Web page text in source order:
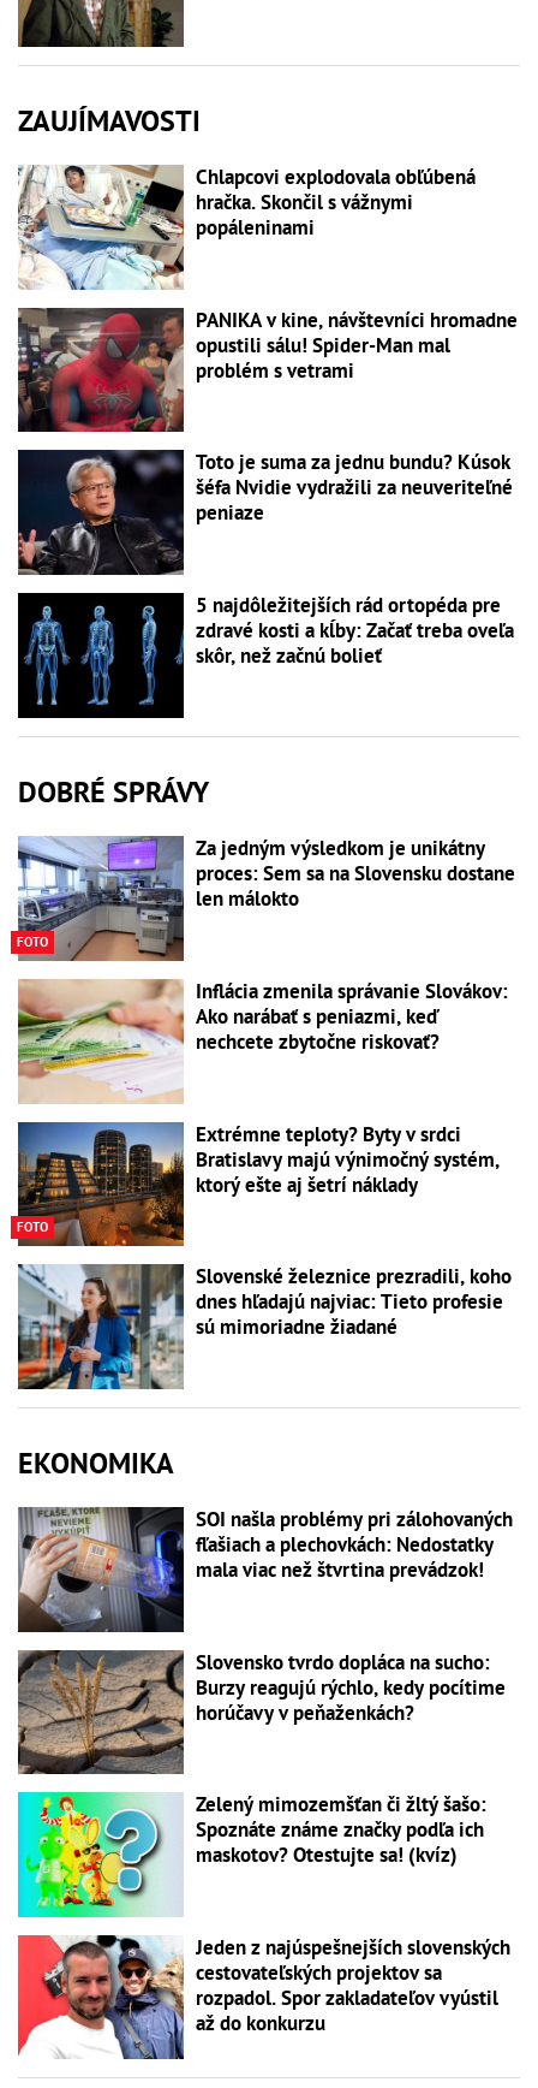
ZAUJÍMAVOSTI
Chlapcovi explodovala obľúbená
hračka. Skončil s vážnymi
popáleninami
PANIKA v kine, návštevníci hromadne
opustili sálu! Spider-Man mal
problém s vetrami
Toto je suma za jednu bundu? Kúsok
šéfa Nvidie vydražili za neuveriteľné
peniaze
5 najdôležitejších rád ortopéda pre
zdravé kosti a kĺby: Začať treba oveľa
skôr, než začnú bolieť
DOBRÉ SPRÁVY
FOTO
Za jedným výsledkom je unikátny
proces: Sem sa na Slovensku dostane
len málokto
Inflácia zmenila správanie Slovákov:
Ako narábať s peniazmi, keď
nechcete zbytočne riskovať?
FOTO
Extrémne teploty? Byty v srdci
Bratislavy majú výnimočný systém,
ktorý ešte aj šetrí náklady
Slovenské železnice prezradili, koho
dnes hľadajú najviac: Tieto profesie
sú mimoriadne žiadané
EKONOMIKA
SOI našla problémy pri zálohovaných
fľašiach a plechovkách: Nedostatky
mala viac než štvrtina prevádzok!
Slovensko tvrdo dopláca na sucho:
Burzy reagujú rýchlo, kedy pocítime
horúčavy v peňaženkách?
Zelený mimozemšťan či žltý šašo:
Spoznáte známe značky podľa ich
maskotov? Otestujte sa! (kvíz)
Jeden z najúspešnejších slovenských
cestovateľských projektov sa
rozpadol. Spor zakladateľov vyústil
až do konkurzu